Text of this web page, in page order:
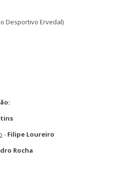
Desportivo Ervedal)
- Filipe Loureiro
Rocha